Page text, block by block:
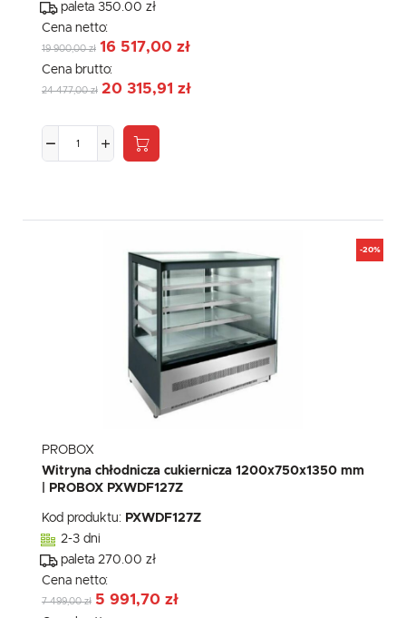
paleta 350.00 zł
Cena netto:
19 900,00 zł 16 517,00 zł
Cena brutto:
24 477,00 zł 20 315,91 zł
-20%
PROBOX
Witryna chłodnicza cukiernicza 1200x750x1350 mm
| PROBOX PXWDF127Z
Kod produktu: PXWDF127Z
2-3 dni
paleta 270.00 zł
Cena netto:
7 499,00 zł 5 991,70 zł